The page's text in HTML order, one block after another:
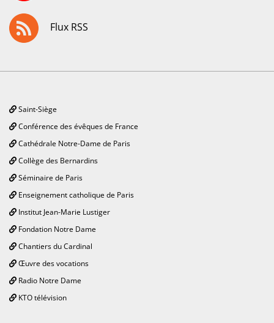
Flux RSS
Saint-Siège
Conférence des évêques de France
Cathédrale Notre-Dame de Paris
Collège des Bernardins
Séminaire de Paris
Enseignement catholique de Paris
Institut Jean-Marie Lustiger
Fondation Notre Dame
Chantiers du Cardinal
Œuvre des vocations
Radio Notre Dame
KTO télévision